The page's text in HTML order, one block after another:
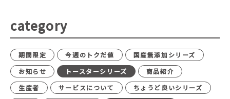
category
期間限定 今週のトクだ値
国産無添加シリーズ
お知らせ
トースターシリーズ
商品紹介
生産者
サービスについて
ちょうど良いシリーズ